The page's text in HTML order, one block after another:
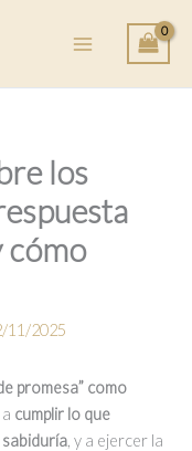
los
cómo
11/2025
promesa” como
cumplir lo que
, y a ejercer la